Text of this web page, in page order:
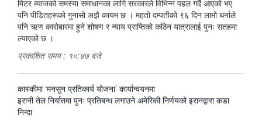
मिटर ब्याजको समस्या समाधानका लागि सरकारले विभिन्न पहल गर्दै आएको भए
पनि पीडितहरूको गुनासो अझै कायम छ । महतो दम्पतीको ९६ दिन लामो धर्नाले
पनि ऋण कारोबारमा हुने शोषण र न्याय प्राप्तिको कठिन यात्रालाई पुनः सतहमा
ल्याएको छ ।
प्रकाशित समय : १०:४७ बजे
पछिल्लाे
-
कास्कीमा ‘मनसुन प्रतिकार्य योजना’ कार्यान्वयनमा
अघिल्लाे
-
इरानी तेल निर्यातमा पुनः प्रतिबन्ध लगाउने अमेरिकी निर्णयको इरानद्वारा कडा
निन्दा